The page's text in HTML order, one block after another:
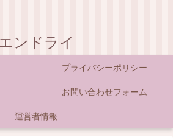
ンドライ
プライバシーポリシー
お問い合わせフォーム
運営者情報